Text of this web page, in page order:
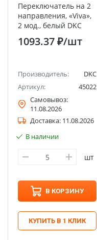
Переключатель на 2
направления, «Viva»,
2 мод., белый DKC
1093.37 ₽/шт
Производитель:
DKC
Артикул:
45022
Самовывоз:
11.08.2026
Доставка: 11.08.2026
В наличии
шт
В КОРЗИНУ
КУПИТЬ В 1 КЛИК